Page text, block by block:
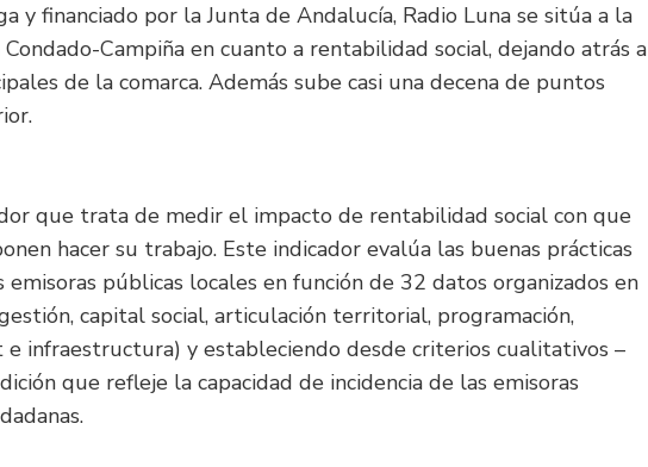
y financiado por la Junta de Andalucía, Radio Luna se sitúa a la
Condado-Campiña en cuanto a rentabilidad social, dejando atrás a
de la comarca. Además sube casi una decena de puntos
que trata de medir el impacto de rentabilidad social con que
hacer su trabajo. Este indicador evalúa las buenas prácticas
emisoras públicas locales en función de 32 datos organizados en
capital social, articulación territorial, programación,
e infraestructura) y estableciendo desde criterios cualitativos –
que refleje la capacidad de incidencia de las emisoras